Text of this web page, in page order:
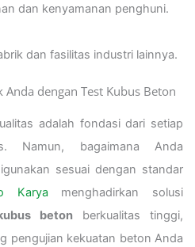
dan kenyamanan penghuni.
dan fasilitas industri lainnya.
dengan Test Kubus Beton
adalah fondasi dari setiap
Namun, bagaimana Anda
sesuai dengan standar
Karya menghadirkan solusi
betonberkualitas tinggi,
pengujian kekuatan beton Anda